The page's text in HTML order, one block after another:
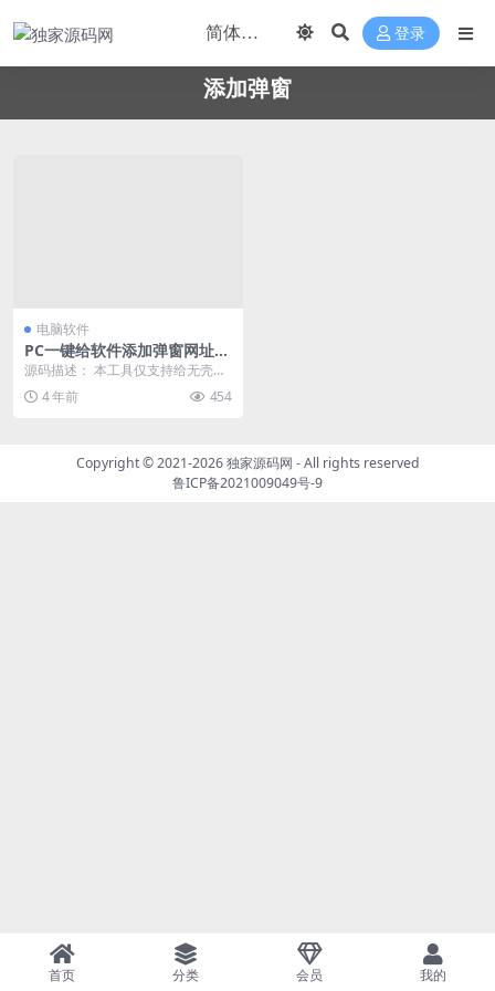
登录
添加弹窗
电脑软件
PC一键给软件添加弹窗网址助
手
源码描述： 本工具仅支持给无壳程
序添加，可添加信息框，打开网
址，引流必备工具 演...
4 年前 454
Copyright © 2021-2026独家源码网 - All rights reserved
鲁ICP备2021009049号-9
首页 分类 会员 我的